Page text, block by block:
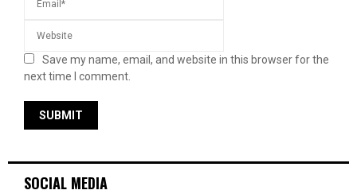
Save my name, email, and website in this browser for the
next time I comment.
SOCIAL MEDIA